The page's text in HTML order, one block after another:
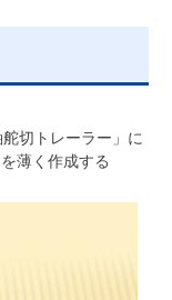
切トレーラー」に
薄く作成する